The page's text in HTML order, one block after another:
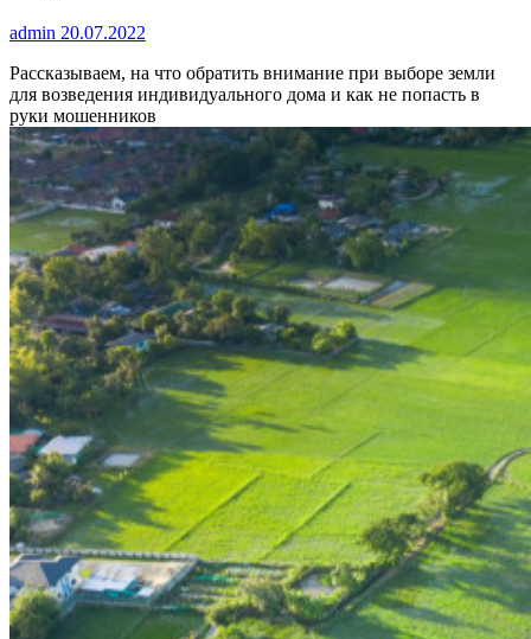
admin 20.07.2022
Рассказываем, на что обратить внимание при выборе земли
для возведения индивидуального дома и как не попасть в
руки мошенников